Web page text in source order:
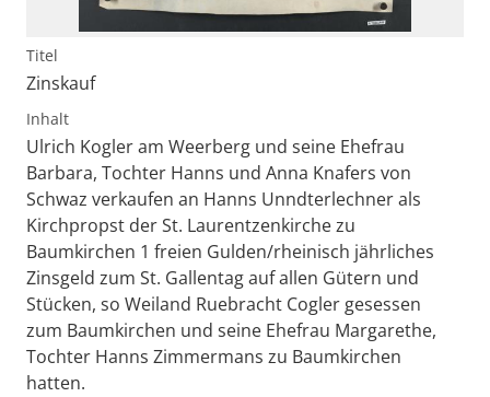
Titel
Zinskauf
Inhalt
Ulrich Kogler am Weerberg und seine Ehefrau
Barbara, Tochter Hanns und Anna Knafers von
Schwaz verkaufen an Hanns Unndterlechner als
Kirchpropst der St. Laurentzenkirche zu
Baumkirchen 1 freien Gulden/rheinisch jährliches
Zinsgeld zum St. Gallentag auf allen Gütern und
Stücken, so Weiland Ruebracht Cogler gesessen
zum Baumkirchen und seine Ehefrau Margarethe,
Tochter Hanns Zimmermans zu Baumkirchen
hatten.